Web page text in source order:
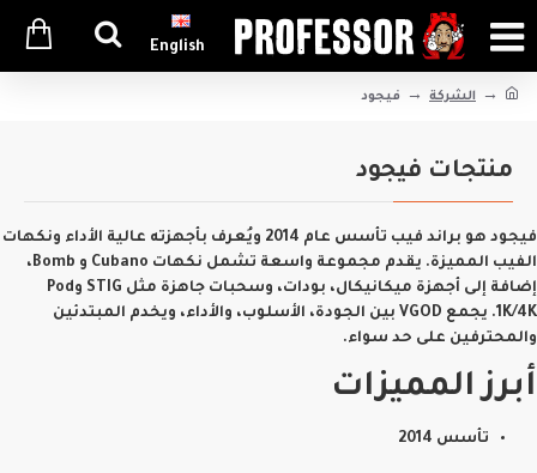
English
الشركة فيجود
منتجات فيجود
فيجود هو براند فيب تأسس عام 2014 ويُعرف بأجهزته عالية الأداء ونكهات
الفيب المميزة. يقدم مجموعة واسعة تشمل نكهات Cubano و Bomb،
إضافة إلى أجهزة ميكانيكال، بودات، وسحبات جاهزة مثل STIG وPod
1K/4K. يجمع VGOD بين الجودة، الأسلوب، والأداء، ويخدم المبتدئين
والمحترفين على حد سواء.
أبرز المميزات
تأسس 2014